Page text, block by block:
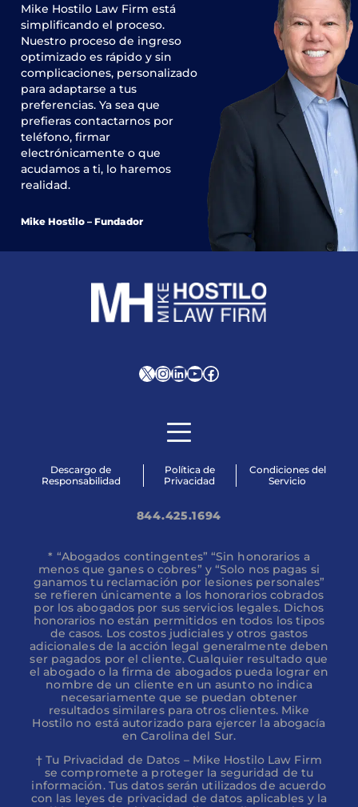
Mike Hostilo Law Firm está
simplificando el proceso.
Nuestro proceso de ingreso
optimizado es rápido y sin
complicaciones, personalizado
para adaptarse a tus
preferencias. Ya sea que
prefieras contactarnos por
teléfono, firmar
electrónicamente o que
acudamos a ti, lo haremos
realidad.
Mike Hostilo – Fundador
XInstagram
LinkedIn
YouTube
Facebook
Descargo de
Responsabilidad
Política de
Privacidad
Condiciones del
Servicio
844.425.1694
* “Abogados contingentes” “Sin honorarios a
menos que ganes o cobres” y “Solo nos pagas si
ganamos tu reclamación por lesiones personales”
se refieren únicamente a los honorarios cobrados
por los abogados por sus servicios legales. Dichos
honorarios no están permitidos en todos los tipos
de casos. Los costos judiciales y otros gastos
adicionales de la acción legal generalmente deben
ser pagados por el cliente. Cualquier resultado que
el abogado o la firma de abogados pueda lograr en
nombre de un cliente en un asunto no indica
necesariamente que se puedan obtener
resultados similares para otros clientes. Mike
Hostilo no está autorizado para ejercer la abogacía
en Carolina del Sur.
† Tu Privacidad de Datos – Mike Hostilo Law Firm
se compromete a proteger la seguridad de tu
información. Tus datos serán utilizados de acuerdo
con las leyes de privacidad de datos aplicables y la